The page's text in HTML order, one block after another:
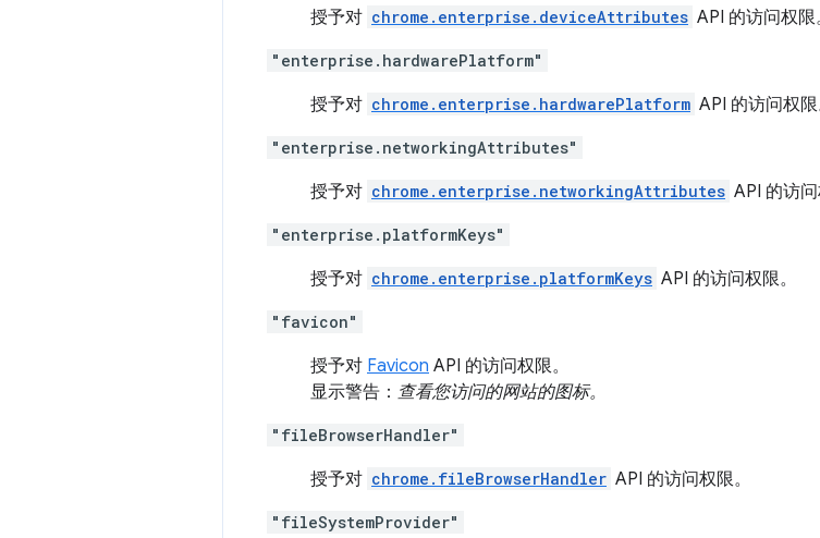
授予对 chrome.enterprise.deviceAttributes API 的访问权限
"enterprise.hardwarePlatform"
授予对 chrome.enterprise.hardwarePlatform API 的访问权限
"enterprise.networkingAttributes"
授予对 chrome.enterprise.networkingAttributes API 的访问
"enterprise.platformKeys"
授予对 chrome.enterprise.platformKeys API 的访问权限。
"favicon"
授予对 Favicon API 的访问权限。
显示警告： 查看您访问的网站的图标。
"fileBrowserHandler"
授予对 chrome.fileBrowserHandler API 的访问权限。
"fileSystemProvider"